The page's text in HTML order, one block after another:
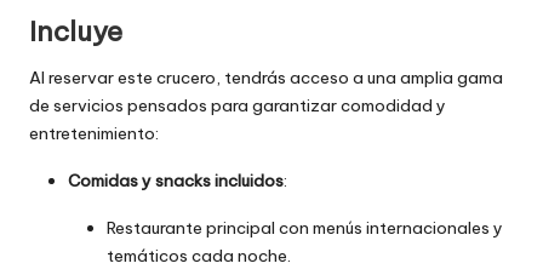
Incluye
Al reservar este crucero, tendrás acceso a una amplia gama
de servicios pensados para garantizar comodidad y
entretenimiento:
Comidas y snacks incluidos:
Restaurante principal con menús internacionales y
temáticos cada noche.